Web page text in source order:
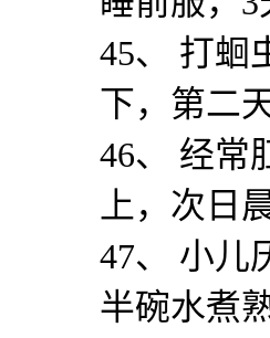
45、 打蛔
下，第二
46、 经常
上，次日
47、 小儿
半碗水煮